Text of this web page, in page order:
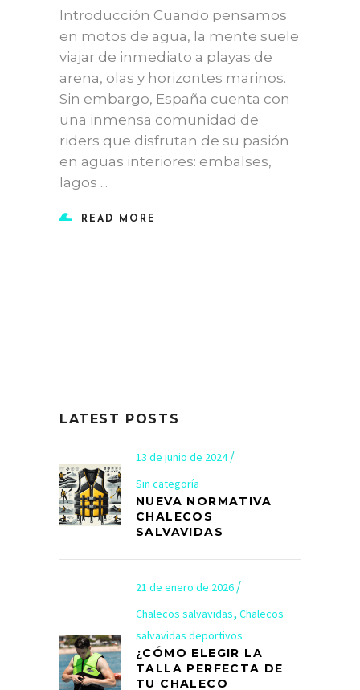
Introducción Cuando pensamos
en motos de agua, la mente suele
viajar de inmediato a playas de
arena, olas y horizontes marinos.
Sin embargo, España cuenta con
una inmensa comunidad de
riders que disfrutan de su pasión
en aguas interiores: embalses,
lagos
READ MORE
LATEST POSTS
13 de junio de 2024
Sin categoría
NUEVA NORMATIVA
CHALECOS
SALVAVIDAS
21 de enero de 2026
Chalecos salvavidas, Chalecos
salvavidas deportivos
¿CÓMO ELEGIR LA
TALLA PERFECTA DE
TU CHALECO